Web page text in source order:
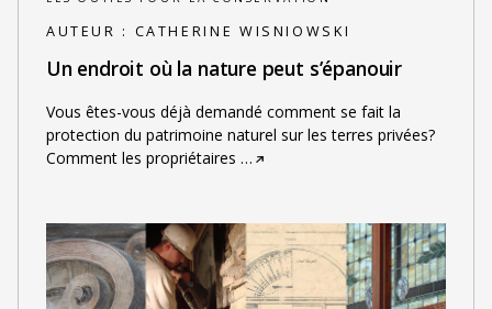
AUTEUR : CATHERINE WISNIOWSKI
Un endroit où la nature peut s’épanouir
Vous êtes-vous déjà demandé comment se fait la
protection du patrimoine naturel sur les terres privées?
Comment les propriétaires …